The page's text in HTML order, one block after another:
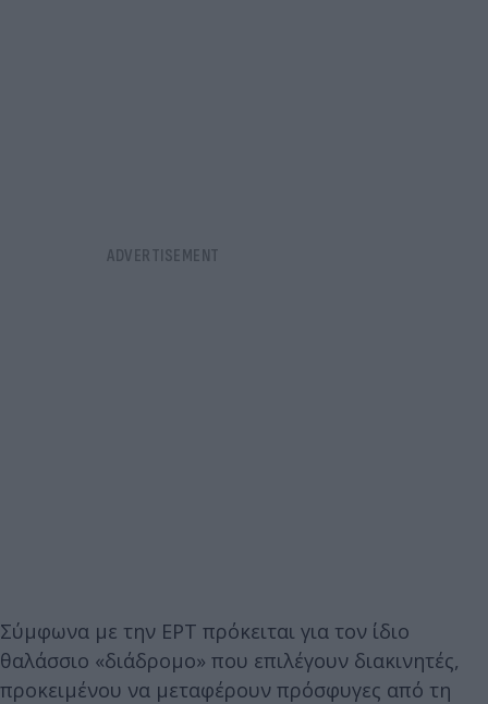
Σύμφωνα με την ΕΡΤ πρόκειται για τον ίδιο
θαλάσσιο «διάδρομο» που επιλέγουν διακινητές,
προκειμένου να μεταφέρουν πρόσφυγες από τη